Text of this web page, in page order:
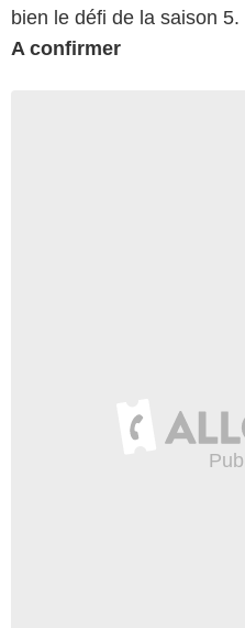
bien le défi de la saison
A confirmer